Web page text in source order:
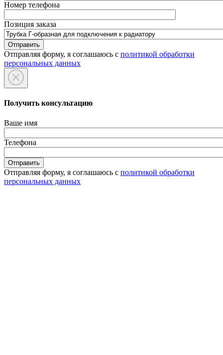
Номер телефона
Позиция заказа
Отправляя форму, я соглашаюсь с политикой обработки
персональных данных
Получить консультацию
Ваше имя
Телефона
Отправляя форму, я соглашаюсь с политикой обработки
персональных данных